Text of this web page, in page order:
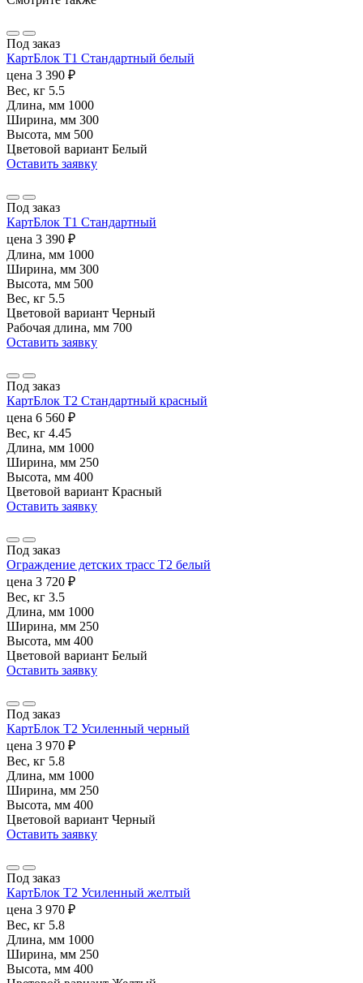
Под заказ
КартБлок Т1 Стандартный белый
цена 3 390 ₽
Вес, кг 5.5
Длина, мм 1000
Ширина, мм 300
Высота, мм 500
Цветовой вариант Белый
Оставить заявку
Под заказ
КартБлок T1 Cтандартный
цена 3 390 ₽
Длина, мм 1000
Ширина, мм 300
Высота, мм 500
Вес, кг 5.5
Цветовой вариант Черный
Рабочая длина, мм 700
Оставить заявку
Под заказ
КартБлок Т2 Стандартный красный
цена 6 560 ₽
Вес, кг 4.45
Длина, мм 1000
Ширина, мм 250
Высота, мм 400
Цветовой вариант Красный
Оставить заявку
Под заказ
Ограждение детских трасс Т2 белый
цена 3 720 ₽
Вес, кг 3.5
Длина, мм 1000
Ширина, мм 250
Высота, мм 400
Цветовой вариант Белый
Оставить заявку
Под заказ
КартБлок Т2 Усиленный черный
цена 3 970 ₽
Вес, кг 5.8
Длина, мм 1000
Ширина, мм 250
Высота, мм 400
Цветовой вариант Черный
Оставить заявку
Под заказ
КартБлок Т2 Усиленный желтый
цена 3 970 ₽
Вес, кг 5.8
Длина, мм 1000
Ширина, мм 250
Высота, мм 400